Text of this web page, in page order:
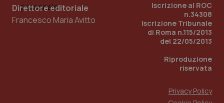
Direttore editoriale
Francesco Maria Avitto
Iscrizione al ROC
n.34308
Iscrizione Tribunale
di Roma n.115/2013
del 22/05/2013
Riproduzione
riservata
Privacy Policy
PHP.net
www.quotidianosanita.it